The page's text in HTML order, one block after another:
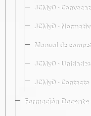
JCMyD ·
JCMyD ·
Manual de
JCMyD ·
JCMyD ·
Formación